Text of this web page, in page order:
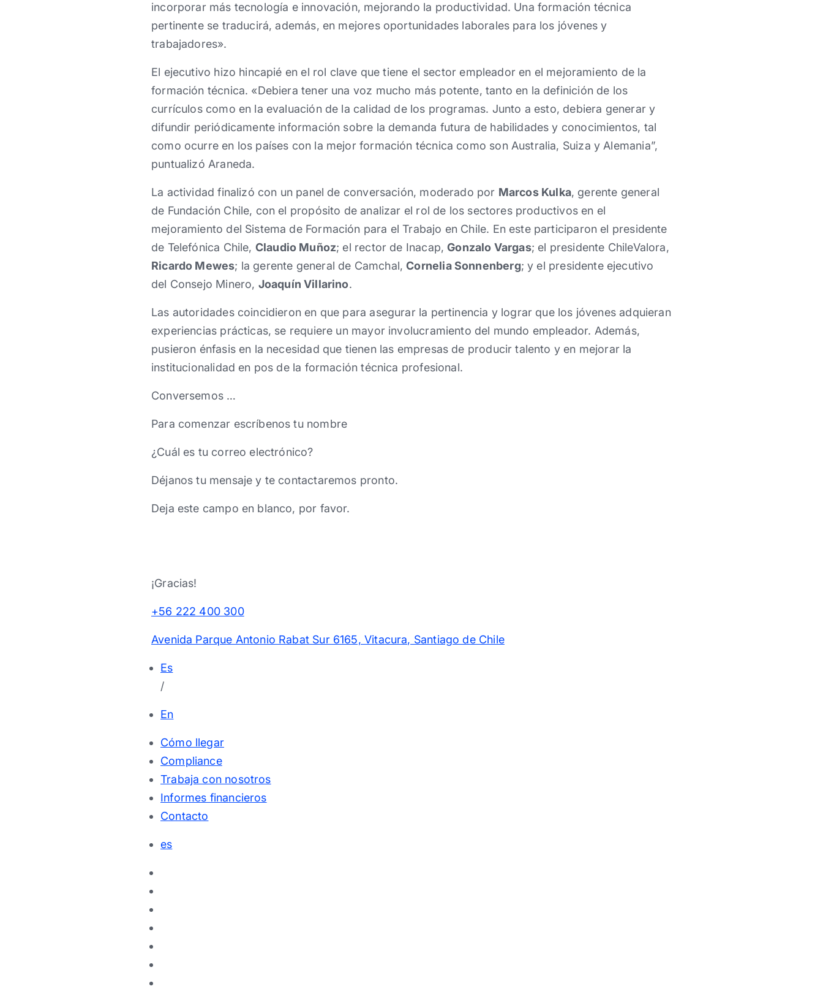
incorporar más tecnología e innovación, mejorando la productividad. Una formación técnica
pertinente se traducirá, además, en mejores oportunidades laborales para los jóvenes y
trabajadores».
El ejecutivo hizo hincapié en el rol clave que tiene el sector empleador en el mejoramiento de la
formación técnica. «Debiera tener una voz mucho más potente, tanto en la definición de los
currículos como en la evaluación de la calidad de los programas. Junto a esto, debiera generar y
difundir periódicamente información sobre la demanda futura de habilidades y conocimientos, tal
como ocurre en los países con la mejor formación técnica como son Australia, Suiza y Alemania”,
puntualizó Araneda.
La actividad finalizó con un panel de conversación, moderado por Marcos Kulka, gerente general
de Fundación Chile, con el propósito de analizar el rol de los sectores productivos en el
mejoramiento del Sistema de Formación para el Trabajo en Chile. En este participaron el presidente
de Telefónica Chile, Claudio Muñoz; el rector de Inacap,Gonzalo Vargas; el presidente ChileValora,
Ricardo Mewes; la gerente general de Camchal,Cornelia Sonnenberg; y el presidente ejecutivo
del Consejo Minero, Joaquín Villarino.
Las autoridades coincidieron en que para asegurar la pertinencia y lograr que los jóvenes adquieran
experiencias prácticas, se requiere un mayor involucramiento del mundo empleador. Además,
pusieron énfasis en la necesidad que tienen las empresas de producir talento y en mejorar la
institucionalidad en pos de la formación técnica profesional.
Conversemos …
Para comenzar escríbenos tu nombre
¿Cuál es tu correo electrónico?
Déjanos tu mensaje y te contactaremos pronto.
Deja este campo en blanco, por favor.
¡Gracias!
+56 222 400 300
Avenida Parque Antonio Rabat Sur 6165, Vitacura, Santiago de Chile
Es
/
En
Cómo llegar
Compliance
Trabaja con nosotros
Informes financieros
Contacto
es